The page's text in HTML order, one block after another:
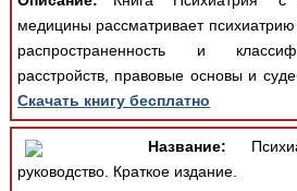
медицины рассматривает психиатрию
распространенность и
расстройств, правовые основы и
Скачать книгу бесплатно
Название:
руководство. Краткое издание.